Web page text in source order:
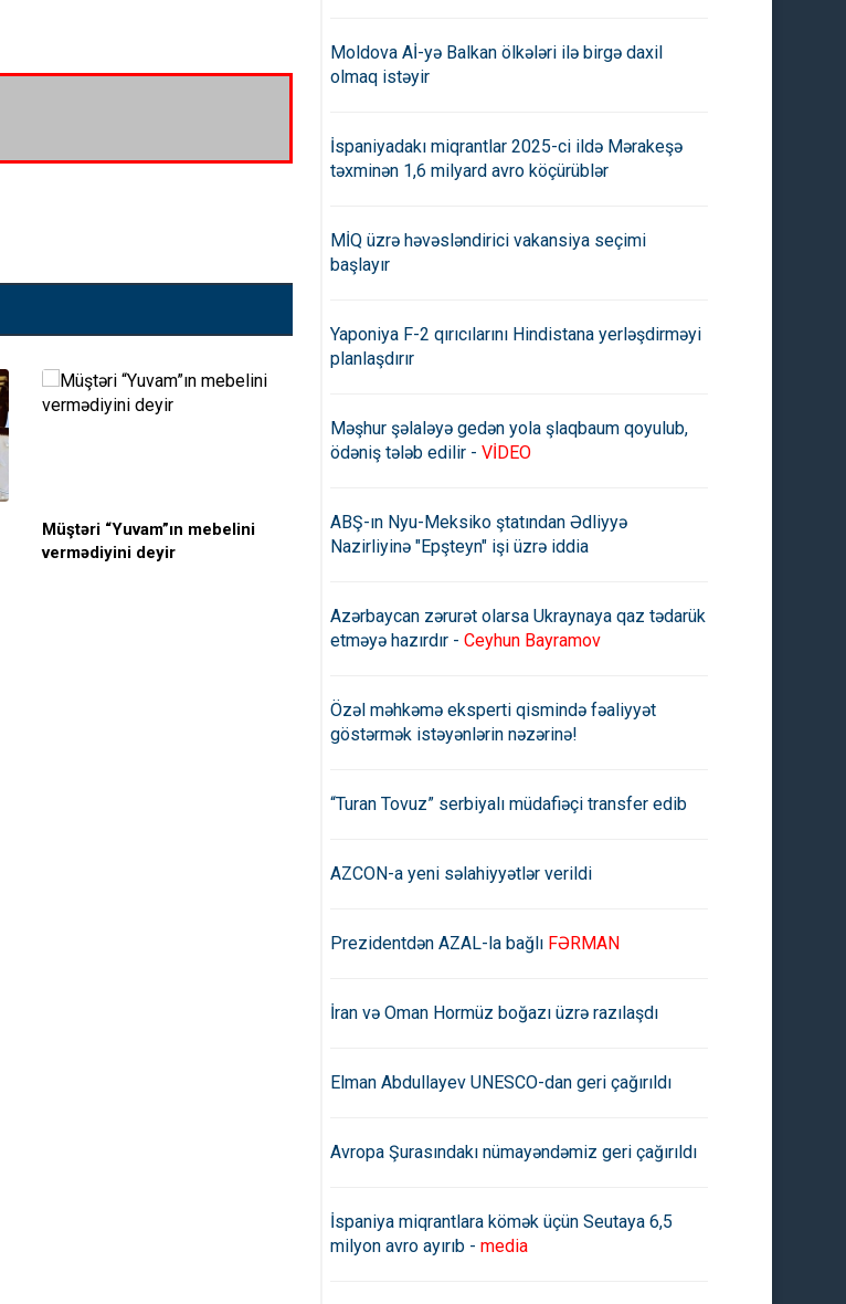
Müştəri “Yuvam”ın mebelini
vermədiyini deyir
Məşhur Məmmədova bağlı
olduğu deyilən şirkətə 138 min
DGK deputatın şirkəti
Moldova Aİ-yə Balkan ölkələri ilə birgə daxil
olmaq istəyir
İspaniyadakı miqrantlar 2025-ci ildə Mərakeşə
təxminən 1,6 milyard avro köçürüblər
MİQ üzrə həvəsləndirici vakansiya seçimi
başlayır
Yaponiya F-2 qırıcılarını Hindistana yerləşdirməyi
planlaşdırır
Məşhur şəlaləyə gedən yola şlaqbaum qoyulub,
ödəniş tələb edilir - VİDEO
ABŞ-ın Nyu-Meksiko ştatından Ədliyyə
Nazirliyinə "Epşteyn" işi üzrə iddia
Azərbaycan zərurət olarsa Ukraynaya qaz tədarük
etməyə hazırdır - Ceyhun Bayramov
Özəl məhkəmə eksperti qismində fəaliyyət
göstərmək istəyənlərin nəzərinə!
“Turan Tovuz” serbiyalı müdafiəçi transfer edib
AZCON-a yeni səlahiyyətlər verildi
Prezidentdən AZAL-la bağlı FƏRMAN
İran və Oman Hormüz boğazı üzrə razılaşdı
Elman Abdullayev UNESCO-dan geri çağırıldı
Avropa Şurasındakı nümayəndəmiz geri çağırıldı
İspaniya miqrantlara kömək üçün Seutaya 6,5
milyon avro ayırıb - media